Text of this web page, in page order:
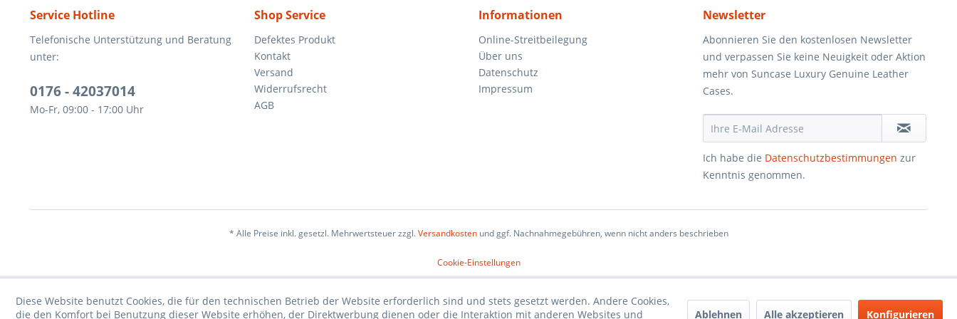
Service Hotline
Telefonische Unterstützung und Beratung
unter:
0176 - 42037014
Mo-Fr, 09:00 - 17:00 Uhr
Shop Service
Defektes Produkt
Kontakt
Versand
Widerrufsrecht
AGB
Informationen
Online-Streitbeilegung
Über uns
Datenschutz
Impressum
Newsletter
Abonnieren Sie den kostenlosen Newsletter
und verpassen Sie keine Neuigkeit oder Aktion
mehr von Suncase Luxury Genuine Leather
Cases.
Ich habe die Datenschutzbestimmungen zur
Kenntnis genommen.
* Alle Preise inkl. gesetzl. Mehrwertsteuer zzgl.Versandkostenund ggf. Nachnahmegebühren, wenn nicht anders beschrieben
Cookie-Einstellungen
Diese Website benutzt Cookies, die für den technischen Betrieb der Website erforderlich sind und stets gesetzt werden. Andere Cookies,
die den Komfort bei Benutzung dieser Website erhöhen, der Direktwerbung dienen oder die Interaktion mit anderen Websites und
Ablehnen Alle akzeptieren Konfigurieren